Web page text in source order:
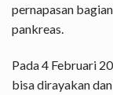
pernapasan
pankreas.
Pada 4 Februari
bisa dirayakan